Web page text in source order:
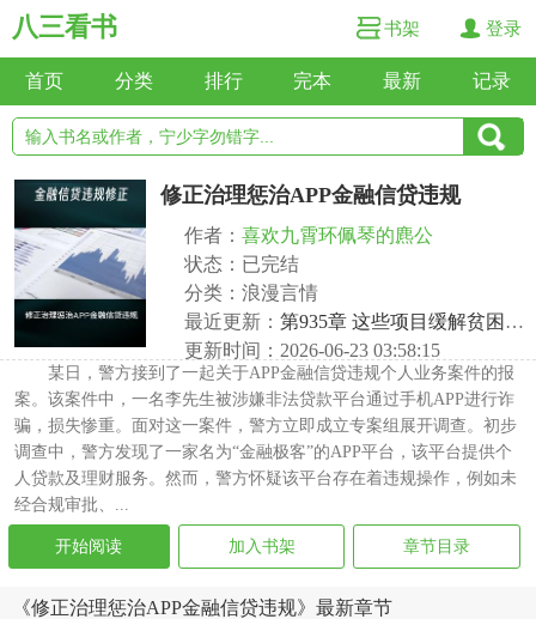
八三看书 书架 登录
首页 分类 排行 完本 最新 记录
修正治理惩治APP金融信贷违规
作者： 喜欢九霄环佩琴的麃公
状态：已完结
分类：浪漫言情
最近更新： 第935章 这些项目缓解贫困地区的经济压力同时监督金融行业责任感
更新时间：2026-06-23 03:58:15
某日，警方接到了一起关于APP金融信贷违规个人业务案件的报
案。该案件中，一名李先生被涉嫌非法贷款平台通过手机APP进行诈
骗，损失惨重。面对这一案件，警方立即成立专案组展开调查。初步
调查中，警方发现了一家名为“金融极客”的APP平台，该平台提供个
人贷款及理财服务。然而，警方怀疑该平台存在着违规操作，例如未
经合规审批、...
开始阅读 加入书架 章节目录
《修正治理惩治APP金融信贷违规》最新章节